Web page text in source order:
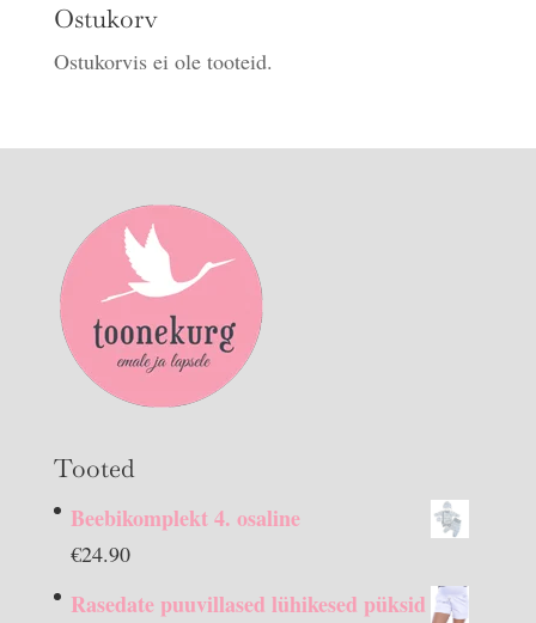
Ostukorv
Ostukorvis ei ole tooteid.
Tooted
Beebikomplekt 4. osaline
€24.90
Rasedate puuvillased lühikesed püksid